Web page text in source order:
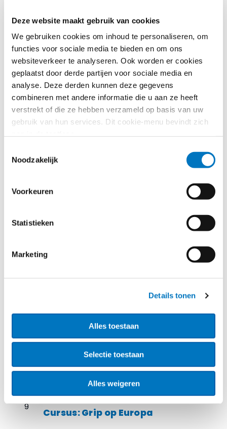
Deze website maakt gebruik van cookies
We gebruiken cookies om inhoud te personaliseren, om
functies voor sociale media te bieden en om ons
websiteverkeer te analyseren. Ook worden er cookies
geplaatst door derde partijen voor sociale media en
analyse. Deze derden kunnen deze gegevens
combineren met andere informatie die u aan ze heeft
verstrekt of die ze hebben verzameld op basis van uw
gebruik van hun services. Dit cookie-menu bevindt zich
Noodzakelijk
Voorkeuren
Statistieken
Marketing
Details tonen
Alles toestaan
Selectie toestaan
Alles weigeren
de gevolgen voor de-
minimissteun in de
landbouwsector?
Praktijkvragen
AANBESTEDINGS­PROCEDURES
Mogen we bij te hoge, geschikte
inschrijvingen de
mededingingsprocedure met
Is het mogelijk om meer de-
minimissteun te verlenen dan
het drempelbedrag door de
Moeten decentrale overheden
zelfstandig en rechtstreeks aan
24
17:00
Europe goes Once-Only: The
okt
9
Gehele dag
Cursus: Grip op Europa